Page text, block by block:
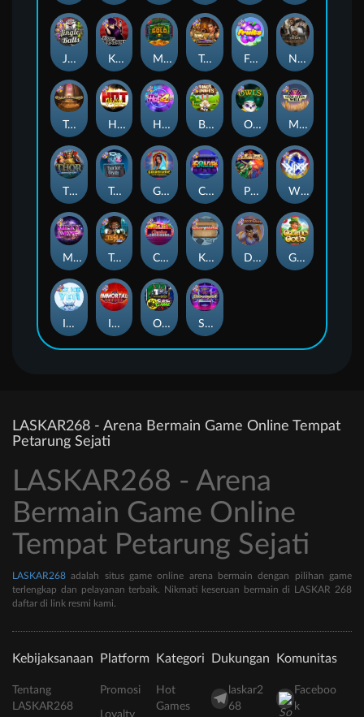
Nexus Tombstone RIP
Manhattan Goes Wild
Tractor Beam
Casino Win Spin
Hot Nudge
Starstruck
Monkey's Gold xPays Tomb of Nefertiti
Tomb of Akhenaten
Golden Genie And The Walking Wilds
Immortal Fruits
Tesla Jolt Dungeon Quest
Coins of Fortune WiXX
Outsourced: Slash Game
Fruits
Bonus Bunnies
Hot 4 Cash Owls
Milky Ways Gaelic Gold
Jingle Balls
Kitchen Drama: Sushi Mania
Pixies vs Pirates
Thor: Hammer Time
Ice Ice Yeti
Karen Maneater
LASKAR268 - Arena Bermain Game Online Tempat
Petarung Sejati
LASKAR268 - Arena
Bermain Game Online
Tempat Petarung Sejati
LASKAR268 adalah situs game online arena bermain dengan pilihan game
terlengkap dan pelayanan terbaik. Nikmati keseruan bermain di LASKAR 268
daftar di link resmi kami.
Kebijaksanaan
Tentang
LASKAR268
Platform
Promosi
Kategori
Hot
Games
Dukungan
laskar2
68
Komunitas
Faceboo
k